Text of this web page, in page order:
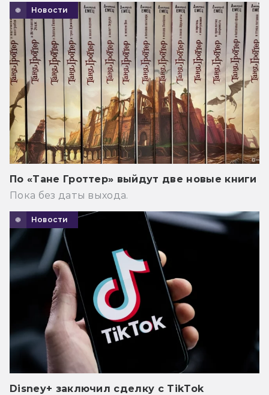
Новости
По «Тане Гроттер» выйдут две новые книги
Пока без даты выхода.
Новости
Disney+ заключил сделку с TikTok